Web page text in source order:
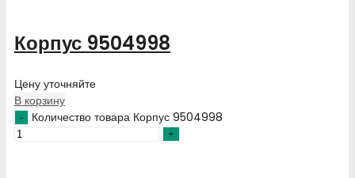
Корпус 9504998
Цену уточняйте
В корзину
Количество товара Корпус 9504998